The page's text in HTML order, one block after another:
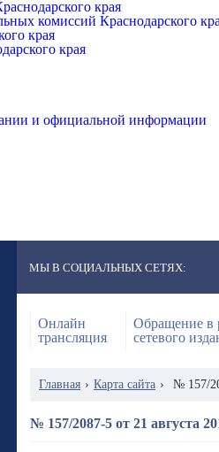
края
комиссий Краснодарского
края
края
и официальной информации
МЫ В СОЦИАЛЬНЫХ СЕТЯХ:
Онлайн
трансляция
Обращение в
сетевого
Главная › Карта сайта › № 157/
№ 157/2087-5 от 21 августа